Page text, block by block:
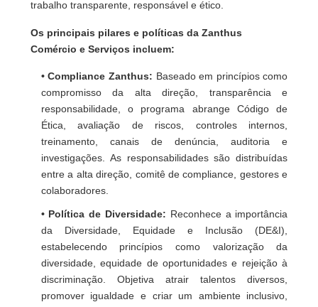
trabalho transparente, responsável e ético.
Os principais pilares e políticas da Zanthus
Comércio e Serviços incluem:
• Compliance Zanthus: Baseado em princípios como
compromisso da alta direção, transparência e
responsabilidade, o programa abrange Código de
Ética, avaliação de riscos, controles internos,
treinamento, canais de denúncia, auditoria e
investigações. As responsabilidades são distribuídas
entre a alta direção, comitê de compliance, gestores e
colaboradores.
• Política de Diversidade: Reconhece a importância
da Diversidade, Equidade e Inclusão (DE&I),
estabelecendo princípios como valorização da
diversidade, equidade de oportunidades e rejeição à
discriminação. Objetiva atrair talentos diversos,
promover igualdade e criar um ambiente inclusivo,